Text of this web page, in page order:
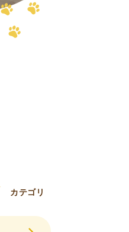
カテゴリ